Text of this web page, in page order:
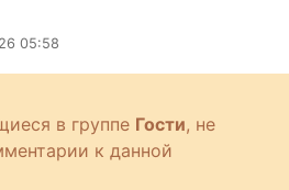
05:58
в группе Гости, не
к данной